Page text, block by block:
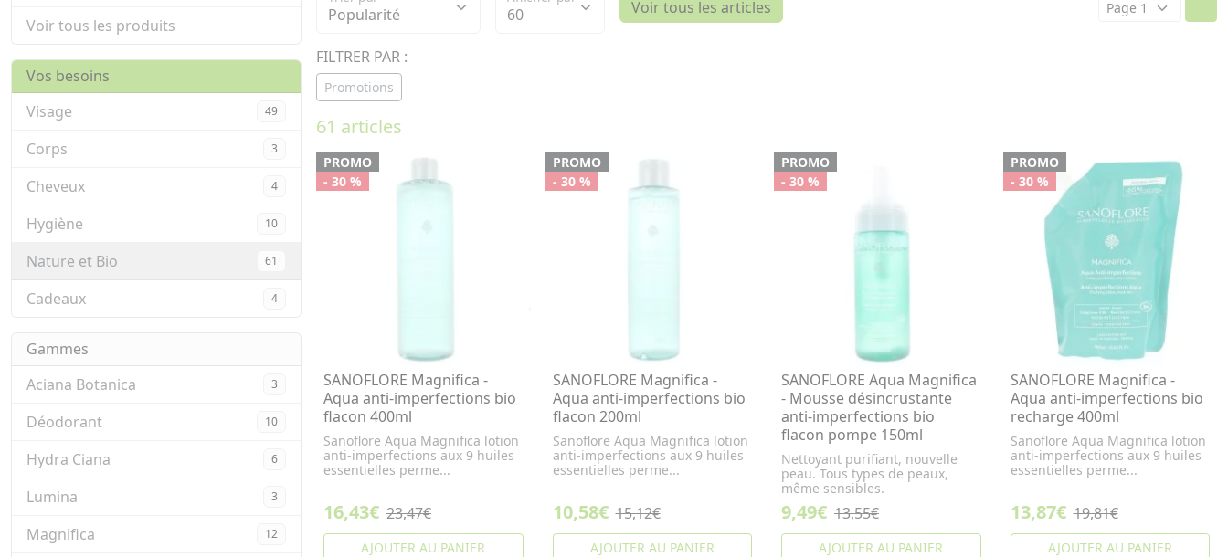
Voir tous les produits
Vos besoins
Visage
49
Corps 3
Cheveux 4
Hygiène 10
Nature et Bio 61
Cadeaux 4
Gammes
Aciana Botanica
3
Déodorant 10
Hydra Ciana 6
Lumina 3
Magnifica 12
Voir tous les articles
FILTRER PAR :
Promotions
61 articles
PROMO
- 30 %
SANOFLORE Magnifica -
Aqua anti-imperfections bio
flacon 400ml
Sanoflore Aqua Magnifica lotion
anti-imperfections aux 9 huiles
essentielles perme...
16,43€ 23,47€
AJOUTER AU PANIER
PROMO
- 30 %
SANOFLORE Magnifica -
Aqua anti-imperfections bio
flacon 200ml
Sanoflore Aqua Magnifica lotion
anti-imperfections aux 9 huiles
essentielles perme...
10,58€ 15,12€
AJOUTER AU PANIER
PROMO
- 30 %
SANOFLORE Aqua Magnifica
- Mousse désincrustante
anti-imperfections bio
flacon pompe 150ml
Nettoyant purifiant, nouvelle
peau. Tous types de peaux,
même sensibles.
9,49€ 13,55€
AJOUTER AU PANIER
PROMO
- 30 %
SANOFLORE Magnifica -
Aqua anti-imperfections bio
recharge 400ml
Sanoflore Aqua Magnifica lotion
anti-imperfections aux 9 huiles
essentielles perme...
13,87€ 19,81€
AJOUTER AU PANIER